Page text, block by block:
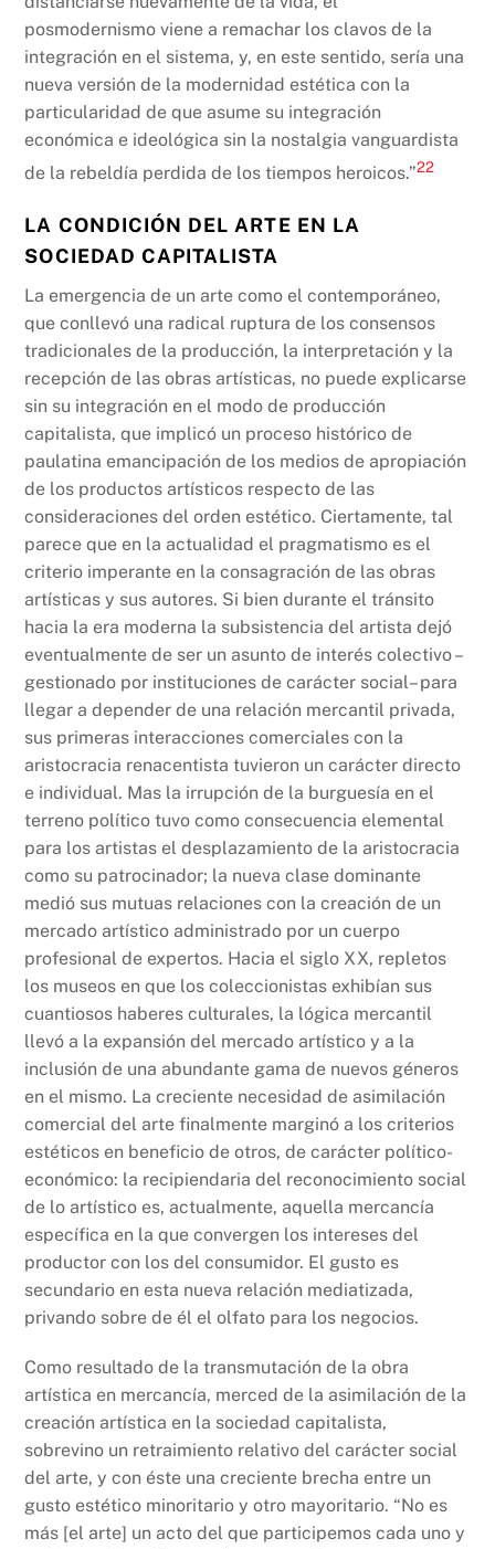
posmodernismo viene a remachar los clavos de la
integración en el sistema, y, en este sentido, sería una
nueva versión de la modernidad estética con la
particularidad de que asume su integración
económica e ideológica sin la nostalgia vanguardista
de la rebeldía perdida de los tiempos heroicos.”22
LA CONDICIÓN DEL ARTE EN LA
SOCIEDAD CAPITALISTA
La emergencia de un arte como el contemporáneo,
que conllevó una radical ruptura de los consensos
tradicionales de la producción, la interpretación y la
recepción de las obras artísticas, no puede explicarse
sin su integración en el modo de producción
capitalista, que implicó un proceso histórico de
paulatina emancipación de los medios de apropiación
de los productos artísticos respecto de las
consideraciones del orden estético. Ciertamente, tal
parece que en la actualidad el pragmatismo es el
criterio imperante en la consagración de las obras
artísticas y sus autores. Si bien durante el tránsito
hacia la era moderna la subsistencia del artista dejó
eventualmente de ser un asunto de interés colectivo –
gestionado por instituciones de carácter social– para
llegar a depender de una relación mercantil privada,
sus primeras interacciones comerciales con la
aristocracia renacentista tuvieron un carácter directo
e individual. Mas la irrupción de la burguesía en el
terreno político tuvo como consecuencia elemental
para los artistas el desplazamiento de la aristocracia
como su patrocinador; la nueva clase dominante
medió sus mutuas relaciones con la creación de un
mercado artístico administrado por un cuerpo
profesional de expertos. Hacia el siglo XX, repletos
los museos en que los coleccionistas exhibían sus
cuantiosos haberes culturales, la lógica mercantil
llevó a la expansión del mercado artístico y a la
inclusión de una abundante gama de nuevos géneros
en el mismo. La creciente necesidad de asimilación
comercial del arte finalmente marginó a los criterios
estéticos en beneficio de otros, de carácter político-
económico: la recipiendaria del reconocimiento social
de lo artístico es, actualmente, aquella mercancía
específica en la que convergen los intereses del
productor con los del consumidor. El gusto es
secundario en esta nueva relación mediatizada,
privando sobre de él el olfato para los negocios.
Como resultado de la transmutación de la obra
artística en mercancía, merced de la asimilación de la
creación artística en la sociedad capitalista,
sobrevino un retraimiento relativo del carácter social
del arte, y con éste una creciente brecha entre un
gusto estético minoritario y otro mayoritario. “No es
más [el arte] un acto del que participemos cada uno y